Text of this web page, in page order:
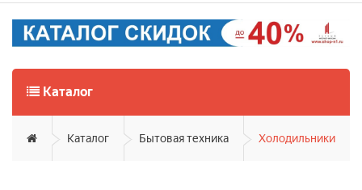
Каталог
Каталог Бытовая техника Холодильники